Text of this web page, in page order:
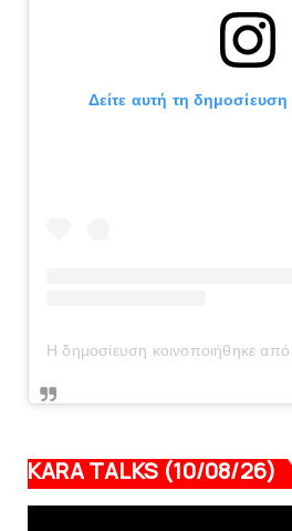
Δείτε αυτή τη
KARA TALKS (10/08/26)